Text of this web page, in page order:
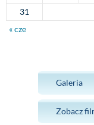
31
« cze
Galeria
Zobacz